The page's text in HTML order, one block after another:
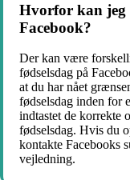
Hvorfor kan jeg
Facebook?
Der kan være
fødselsdag på
at du har nået
fødselsdag inden for
indtastet de korrekte
fødselsdag. Hvis du
kontakte Facebooks
vejledning.